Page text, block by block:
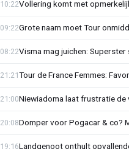
Vollering komt met
10:22
Grote naam moet Tour
09:22
Visma mag juichen:
08:22
Tour de France Femmes:
21:21
Niewiadoma laat frustratie de
21:00
Domper voor Pogacar & co?
20:08
Landgenoot onthult
19:16